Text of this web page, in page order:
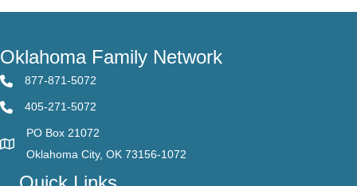
Oklahoma Family Network
877-871-5072
405-271-5072
PO Box 21072
Oklahoma City, OK 73156-1072